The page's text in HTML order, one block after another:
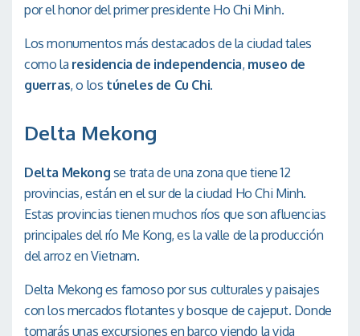
por el honor del primer presidente Ho Chi Minh.
Los monumentos más destacados de la ciudad tales
como la residencia de independencia, museo de
guerras, o los túneles de Cu Chi.
Delta Mekong
Delta Mekong se trata de una zona que tiene 12
provincias, están en el sur de la ciudad Ho Chi Minh.
Estas provincias tienen muchos ríos que son afluencias
principales del río Me Kong, es la valle de la producción
del arroz en Vietnam.
Delta Mekong es famoso por sus culturales y paisajes
con los mercados flotantes y bosque de cajeput. Donde
tomarás unas excursiones en barco viendo la vida